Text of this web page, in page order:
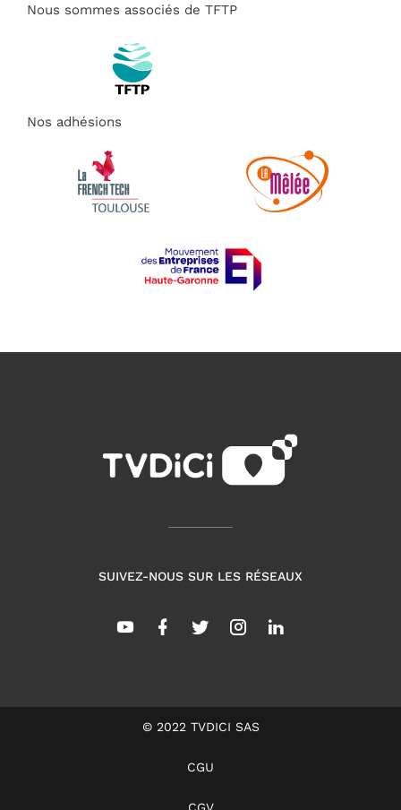
Nous sommes associés de TFTP
Nos adhésions
SUIVEZ-NOUS SUR LES RÉSEAUX
© 2022 TVDICI SAS
CGU